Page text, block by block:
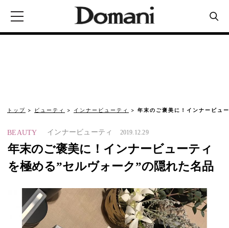
トップ ビューティ インナービューティ 年末のご褒美に！インナービュ
BEAUTY インナービューティ 2019.12.29
年末のご褒美に！インナービューティ
を極める”セルヴォーク”の隠れた名品